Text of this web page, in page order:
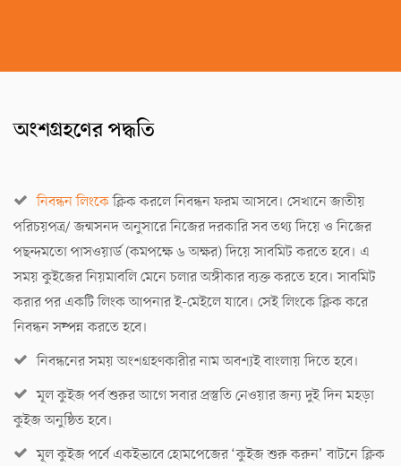
অংশগ্রহণের পদ্ধতি
নিবন্ধন লিংকেক্লিক করলে নিবন্ধন ফরম আসবে। সেখানে জাতীয়
পরিচয়পত্র/ জন্মসনদ অনুসারে নিজের দরকারি সব তথ্য দিয়ে ও নিজের
পছন্দমতো পাসওয়ার্ড (কমপক্ষে ৬ অক্ষর) দিয়ে সাবমিট করতে হবে। এ
সময় কুইজের নিয়মাবলি মেনে চলার অঙ্গীকার ব্যক্ত করতে হবে। সাবমিট
করার পর একটি লিংক আপনার ই-মেইলে যাবে। সেই লিংকে ক্লিক করে
নিবন্ধন সম্পন্ন করতে হবে।
নিবন্ধনের সময় অংশগ্রহণকারীর নাম অবশ্যই বাংলায় দিতে হবে।
মূল কুইজ পর্ব শুরুর আগে সবার প্রস্তুতি নেওয়ার জন্য দুই দিন মহড়া
কুইজ অনুষ্ঠিত হবে।
মূল কুইজ পর্বে একইভাবে হোমপেজের ‘কুইজ শুরু করুন’ বাটনে ক্লিক